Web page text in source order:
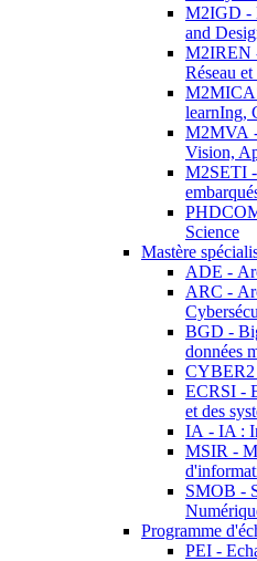
M2IGD -
and
M2IREN
Réseau
learnIng,
M2MVA
Vision,
M2SETI
Science
Mastère
ADE -
ARC -
BGD -
données
CYBER2
ECRSI -
et des
IA - IA :
MSIR -
SMOB -
Programme
PEI -